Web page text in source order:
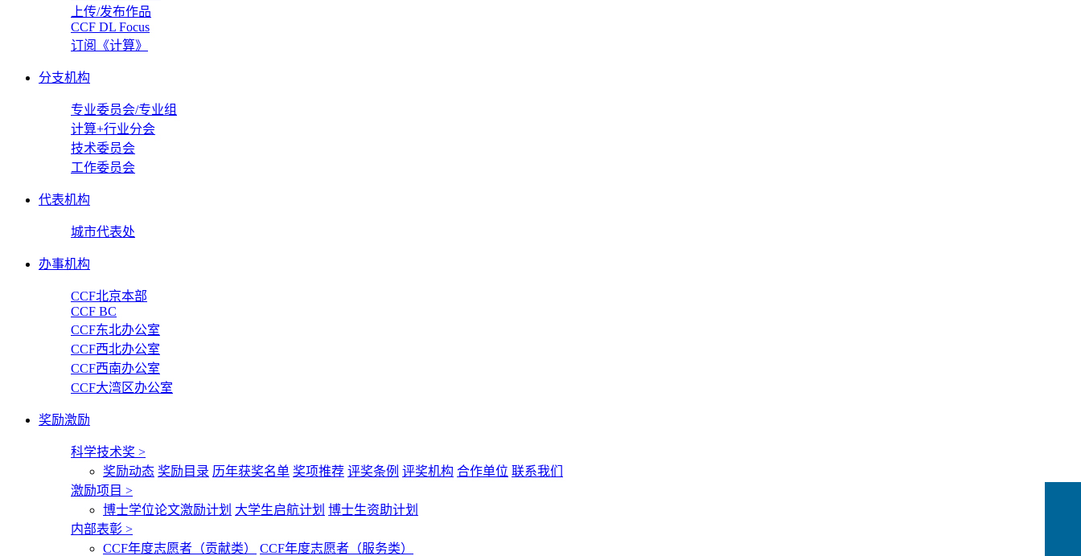
上传/发布作品
CCF DL Focus
订阅《计算》
分支机构
专业委员会/专业组
计算+行业分会
技术委员会
工作委员会
代表机构
城市代表处
办事机构
CCF北京本部
CCF BC
CCF东北办公室
CCF西北办公室
CCF西南办公室
CCF大湾区办公室
奖励激励
科学技术奖 >
奖励动态 奖励目录 历年获奖名单 奖项推荐 评奖条例 评奖机构 合作单位 联系我们
激励项目 >
博士学位论文激励计划 大学生启航计划 博士生资助计划
内部表彰 >
CCF年度志愿者（贡献类）
CCF年度志愿者（服务类）